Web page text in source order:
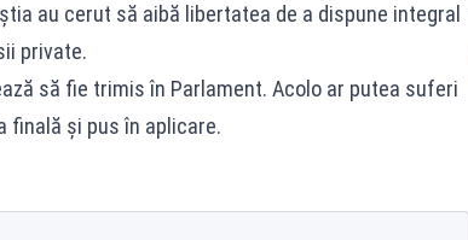
au cerut să aibă libertatea de a dispune integral
private.
să fie trimis în Parlament. Acolo ar putea suferi
finală și pus în aplicare.